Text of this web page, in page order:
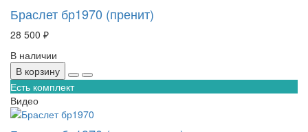
Браслет бр1970 (пренит)
28 500 ₽
В наличии
В корзину
Есть комплект
Видео